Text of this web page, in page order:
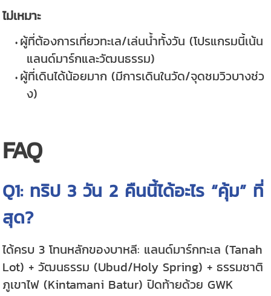
ไม่เหมาะ
ผู้ที่ต้องการเที่ยวทะเล/เล่นน้ำทั้งวัน (โปรแกรมนี้เน้น
แลนด์มาร์กและวัฒนธรรม)
ผู้ที่เดินได้น้อยมาก (มีการเดินในวัด/จุดชมวิวบางช่ว
ง)
FAQ
Q1: ทริป 3 วัน 2 คืนนี้ได้อะไร “คุ้ม” ที่
สุด?
ได้ครบ 3 โทนหลักของบาหลี: แลนด์มาร์กทะเล (Tanah
Lot) + วัฒนธรรม (Ubud/Holy Spring) + ธรรมชาติ
ภูเขาไฟ (Kintamani Batur) ปิดท้ายด้วย GWK